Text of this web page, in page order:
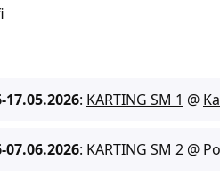
-17.05.2026: KARTING SM 1 @
-07.06.2026: KARTING SM 2 @